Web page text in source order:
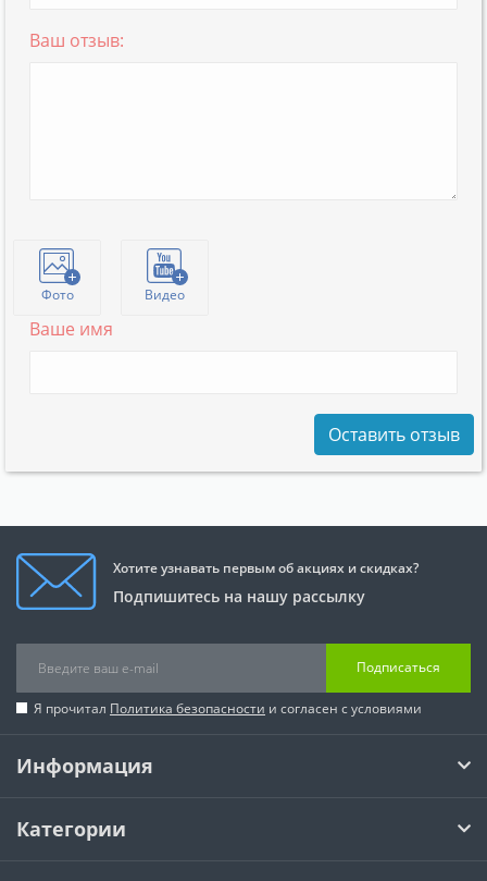
Ваш отзыв:
Фото Видео
Ваше имя
Оставить отзыв
Хотите узнавать первым об акциях и скидках?
Подпишитесь на нашу рассылку
Подписаться
Я прочитал Политика безопасности и согласен с условиями
Информация
Категории